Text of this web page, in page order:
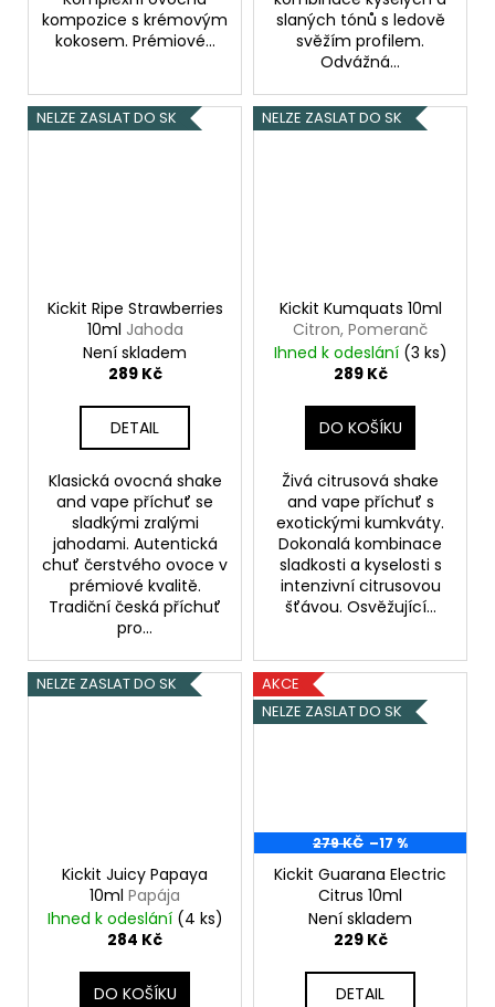
kompozice s krémovým
kokosem. Prémiové...
slaných tónů s ledově
svěžím profilem.
Odvážná...
NELZE ZASLAT DO SK
Kickit Ripe Strawberries
10ml Jahoda
Není skladem
289 Kč
DETAIL
Klasická ovocná shake
and vape příchuť se
sladkými zralými
jahodami. Autentická
chuť čerstvého ovoce v
prémiové kvalitě.
Tradiční česká příchuť
pro...
NELZE ZASLAT DO SK
Kickit Kumquats 10ml
Citron, Pomeranč
Ihned k odeslání (3 ks)
289 Kč
DO KOŠÍKU
Živá citrusová shake
and vape příchuť s
exotickými kumkváty.
Dokonalá kombinace
sladkosti a kyselosti s
intenzivní citrusovou
šťávou. Osvěžující...
NELZE ZASLAT DO SK
Kickit Juicy Papaya
10ml Papája
Ihned k odeslání (4 ks)
284 Kč
DO KOŠÍKU
AKCE
NELZE ZASLAT DO SK
279 KČ –17 %
Kickit Guarana Electric
Citrus 10ml
Není skladem
229 Kč
DETAIL